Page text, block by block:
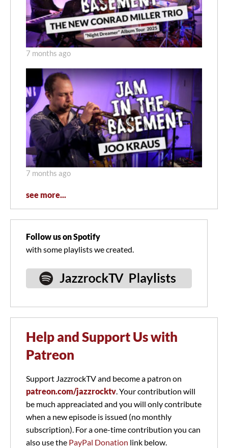
7 months ago
7 months ago
see more...
Follow us on Spotify
with some playlists we created.
Help and Support Us with
Patreon
Support JazzrockTV and become a patron on
patreon.com/jazzrocktv. Your contribution will
be much appreaciated and you will only contribute
when a new episode is issued (no monthly
subscription). For a one-time contribution you can
also use the PayPal Donation link below.